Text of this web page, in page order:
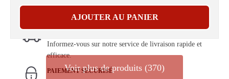
AJOUTER AU PANIER
Voir plus de produits (370)
LIVRAISON RAPIDE
Informez-vous sur notre service de livraison rapide et
efficace.
PAIEMENT SÉCURISÉ